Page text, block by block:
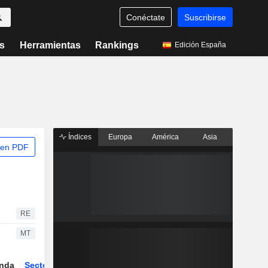
Conéctate Suscribirse
Herramientas Rankings Edición España
PDF
RE
MT
Sector
Índices Europa América Asia